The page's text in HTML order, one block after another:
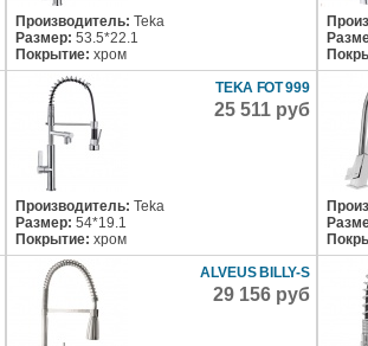
Производитель: Teka
Размер: 53.5*22.1
Покрытие:хром
TEKA FOT 999
25 511 руб
Производитель: Teka
Размер: 54*19.1
Покрытие:хром
ALVEUS BILLY-S
29 156 руб